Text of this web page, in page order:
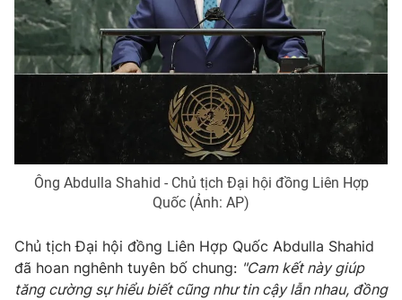
Ông Abdulla Shahid - Chủ tịch Đại hội đồng Liên Hợp
Quốc (Ảnh: AP)
Chủ tịch Đại hội đồng Liên Hợp Quốc Abdulla Shahid
đã hoan nghênh tuyên bố chung: "Cam kết này giúp
tăng cường sự hiểu biết cũng như tin cậy lẫn nhau, đồng